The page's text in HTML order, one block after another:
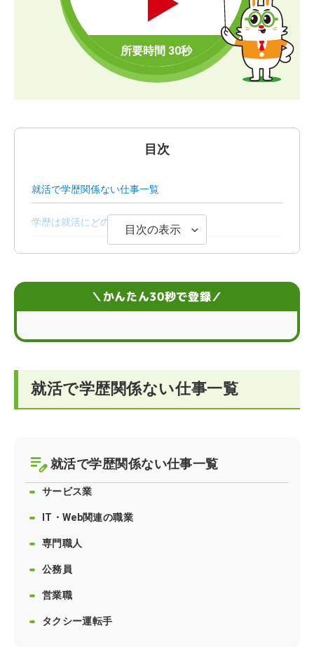
目次
就活で学歴関係ない仕事一覧
学歴は就活にどのように影響する？
就きたい仕事が学歴関係あるなら資格取得でカバー
学歴関係ない仕事に就職をするには
目次の表示
＼かんたん30秒で登録／
就活で学歴関係ない仕事一覧
就活で学歴関係ない仕事一覧
サービス業
IT・Web関連の職業
専門職人
公務員
営業職
タクシー運転手